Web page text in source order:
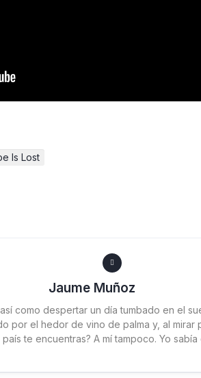
Is Lost
Jaume Muñoz
como despertar un día tumbado en el
por el hedor de vino de palma y, al mirar
te encuentras? A mí tampoco. Yo sabía